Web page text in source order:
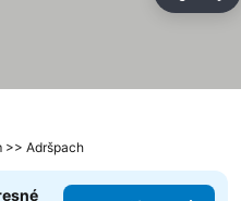
>> Adršpach